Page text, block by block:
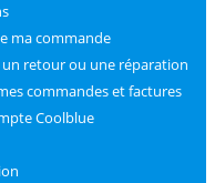
ma commande
un retour ou une réparation
commandes et factures
Coolblue